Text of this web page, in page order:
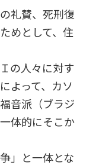
礼賛、死刑復
めとして、住
の人々に対す
よって、カソ
音派（ブラジ
体的にそこか
」と一体とな